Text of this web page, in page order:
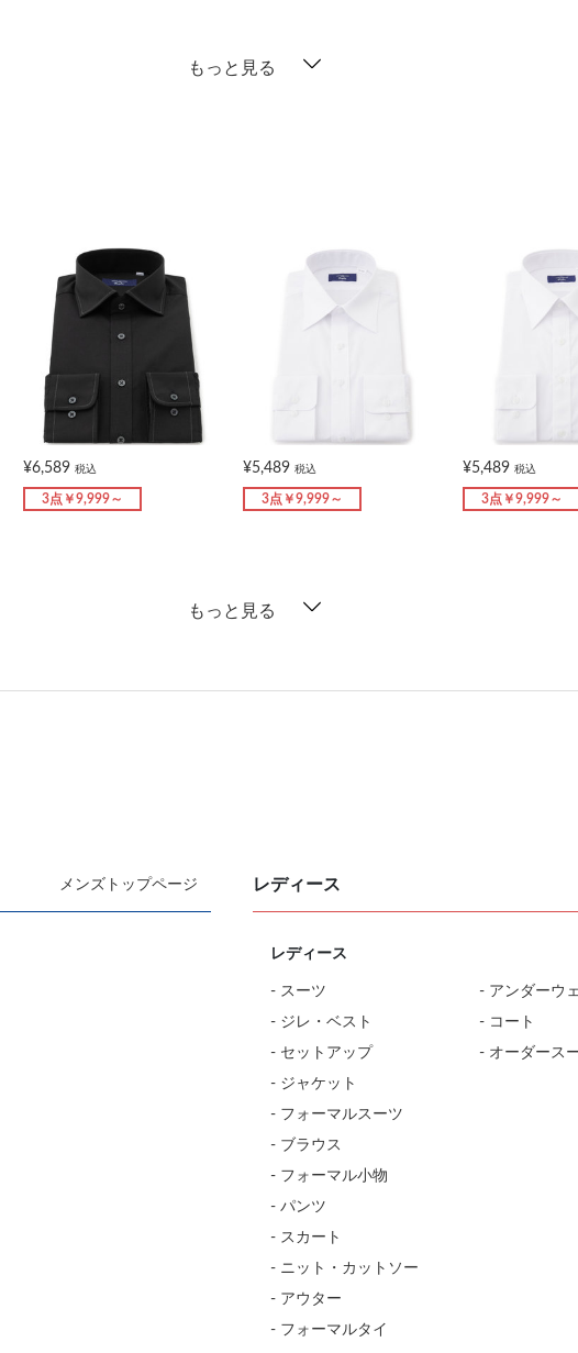
もっと見る
¥6,589 税込
3点￥9,999～
¥5,489 税込
3点￥9,999～
¥5,489 税込
3点￥9,999～
もっと見る
メンズトップページ レディース
レディース
- スーツ
- ジレ・ベスト
- セットアップ
- ジャケット
- フォーマルスーツ
- ブラウス
- フォーマル小物
- パンツ
- スカート
- ニット・カットソー
- アウター
- フォーマルタイ
- アンダーウ
- コート
- オーダース